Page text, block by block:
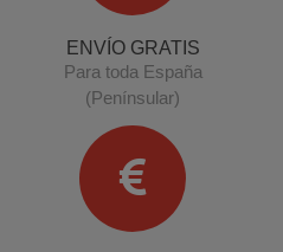
ENVÍO GRATIS
Para toda España
(Penínsular)